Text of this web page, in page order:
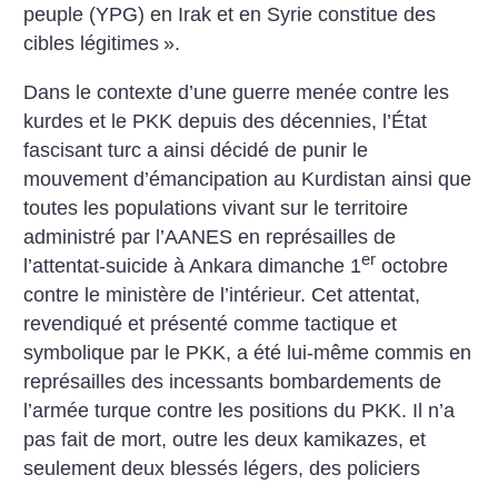
peuple (YPG) en Irak et en Syrie constitue des
cibles légitimes ».
Dans le contexte d’une guerre menée contre les
kurdes et le PKK depuis des décennies, l’État
fascisant turc a ainsi décidé de punir le
mouvement d’émancipation au Kurdistan ainsi que
toutes les populations vivant sur le territoire
administré par l’AANES en représailles de
l’attentat-suicide à Ankara dimanche 1er octobre
contre le ministère de l’intérieur. Cet attentat,
revendiqué et présenté comme tactique et
symbolique par le PKK, a été lui-même commis en
représailles des incessants bombardements de
l’armée turque contre les positions du PKK. Il n’a
pas fait de mort, outre les deux kamikazes, et
seulement deux blessés légers, des policiers